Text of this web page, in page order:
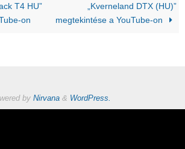
T4 HU”
on
„Kverneland DTX (HU)”
megtekintése a YouTube-on
by Nirvana& WordPress.